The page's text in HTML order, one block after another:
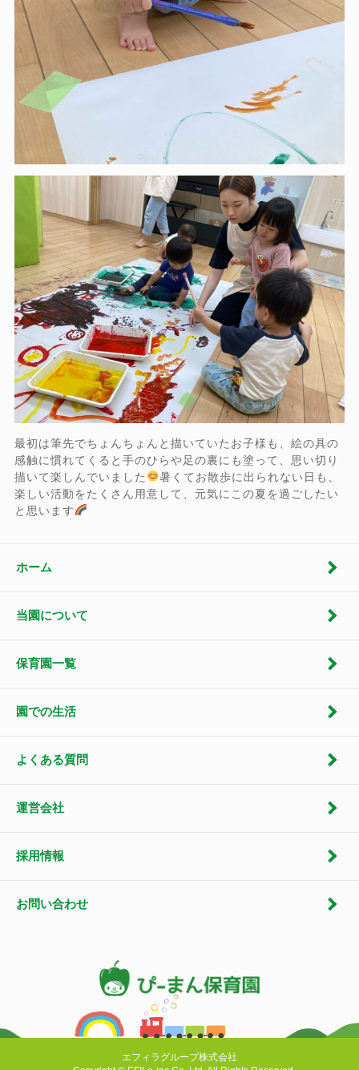
最初は筆先でちょんちょんと描いていたお子様も、絵の具の
感触に慣れてくると手のひらや足の裏にも塗って、思い切り
描いて楽しんでいました
暑くてお散歩に出られない日も、
楽しい活動をたくさん用意して、元気にこの夏を過ごしたい
と思います
ホーム
当園について
保育園一覧
園での生活
よくある質問
運営会社
採用情報
お問い合わせ
エフィラグループ株式会社